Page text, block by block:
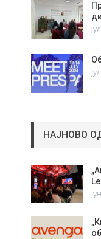
НАЈНОВО